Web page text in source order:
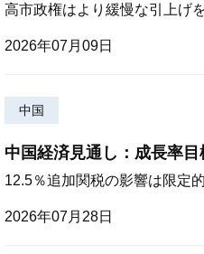
高市政権はより緩慢な引上げ
2026年07月09日
中国
中国経済見通し：成長率
12.5％追加関税の影響は限定
2026年07月28日